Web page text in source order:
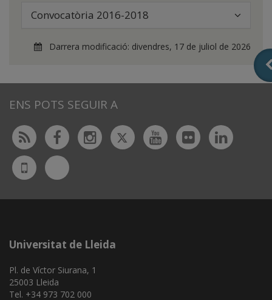
Convocatòria 2016-2018
Darrera modificació: divendres, 17 de juliol de 2026
ENS POTS SEGUIR A
Rss FacebookInstagram
TwitterYoutubeFlickr
UdL
App
Bluesky
Universitat de Lleida
Pl. de Víctor Siurana, 1
25003 Lleida
Tel. +34 973 702 000